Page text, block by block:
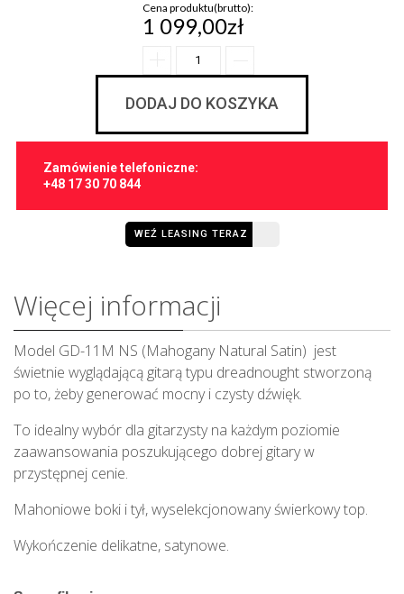
Cena produktu(brutto):
1 099,00zł
DODAJ DO KOSZYKA
Zamówienie telefoniczne:
+48 17 30 70 844
WEŹ LEASING TERAZ
Więcej informacji
Model GD-11M NS (Mahogany Natural Satin) jest
świetnie wyglądającą gitarą typu dreadnought stworzoną
po to, żeby generować mocny i czysty dźwięk.
To idealny wybór dla gitarzysty na każdym poziomie
zaawansowania poszukującego dobrej gitary w
przystępnej cenie.
Mahoniowe boki i tył, wyselekcjonowany świerkowy top.
Wykończenie delikatne, satynowe.